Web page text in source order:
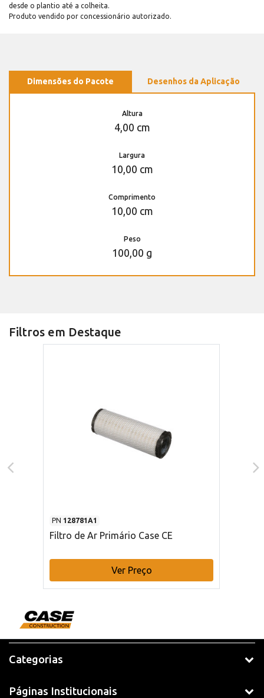
desde o plantio até a colheita.
Produto vendido por concessionário autorizado.
Dimensões do Pacote Desenhos da Aplicação
Altura
4,00 cm
Largura
10,00 cm
Comprimento
10,00 cm
Peso
100,00 g
Filtros em Destaque
PN 128781A1
Filtro de Ar Primário Case CE
Ver Preço
Categorias
Páginas Institucionais